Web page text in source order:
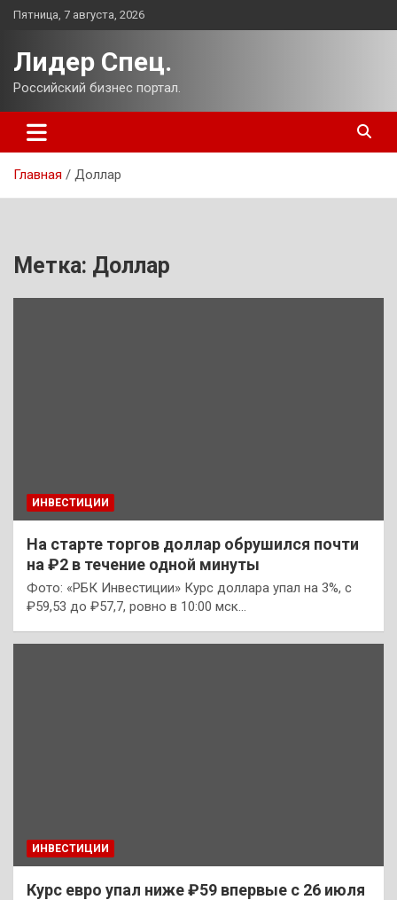
Перейти
Пятница, 7 августа, 2026
Лидер Спец.
Российский бизнес портал.
Главная Доллар
Метка: Доллар
ИНВЕСТИЦИИ
На старте торгов доллар обрушился почти
на ₽2 в течение одной минуты
Фото: «РБК Инвестиции» Курс доллара упал на 3%, с
₽59,53 до ₽57,7, ровно в 10:00 мск…
ИНВЕСТИЦИИ
Курс евро упал ниже ₽59 впервые с 26 июля